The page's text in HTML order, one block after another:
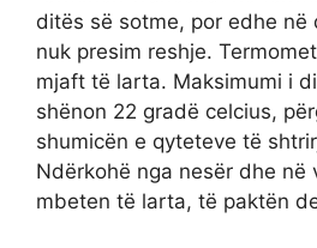
ditës së sotme, por edhe në
nuk presim reshje.
mjaft të larta. Maksimumi i
shënon 22 gradë celcius,
shumicën e qyteteve të
Ndërkohë nga nesër dhe në
mbeten të larta, të paktën